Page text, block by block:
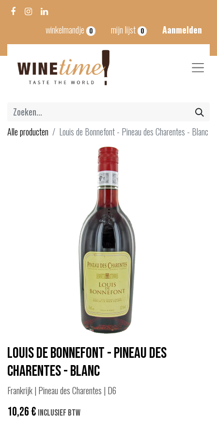
winkelmandje 0 mijn lijst 0 Aanmelden
Alle producten Louis de Bonnefont - Pineau des Charentes - Blanc
Louis de Bonnefont - Pineau des
Charentes - Blanc
Frankrijk | Pineau des Charentes | D6
10,26€ Inclusief btw